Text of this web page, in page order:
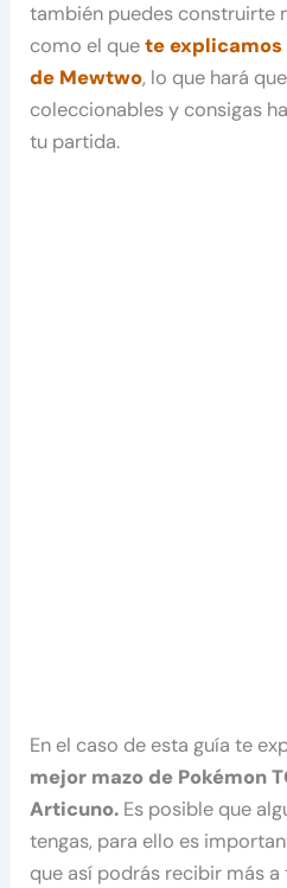
también puedes construirte
como el quete explicamos
de Mewtwo, lo que hará
coleccionables y consigas
tu partida.
En el caso de esta guía te
mejor mazo de Pokémon
Articuno. Es posible que
tengas, para ello es
que así podrás recibir más